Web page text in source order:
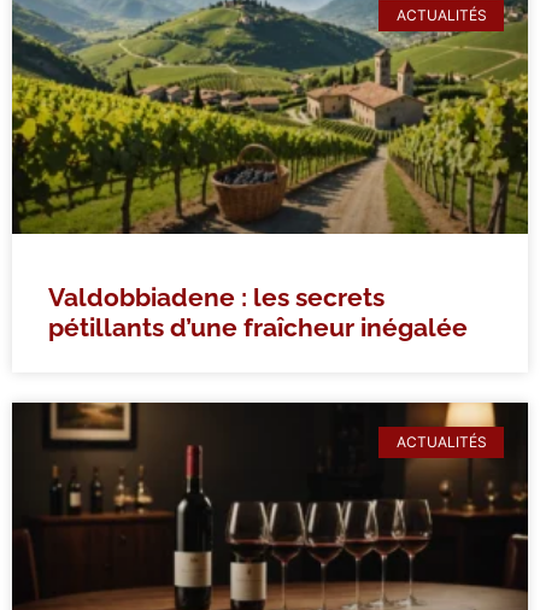
ACTUALITÉS
Valdobbiadene : les secrets
pétillants d’une fraîcheur inégalée
ACTUALITÉS